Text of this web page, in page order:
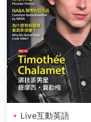
Live互動英語